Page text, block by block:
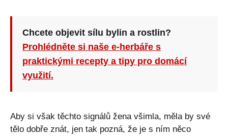
Chcete objevit sílu bylin a rostlin?
Prohlédněte si naše e-herbáře s
praktickými recepty a tipy pro domácí
využití.
Aby si však těchto signálů žena všimla, měla by své
tělo dobře znát, jen tak pozná, že je s ním něco